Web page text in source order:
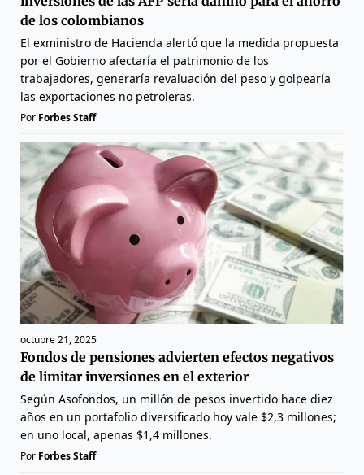
de los colombianos
El exministro de Hacienda alertó que la medida propuesta
por el Gobierno afectaría el patrimonio de los
trabajadores, generaría revaluación del peso y golpearía
las exportaciones no petroleras.
Por Forbes Staff
octubre 21, 2025
Fondos de pensiones advierten efectos negativos
de limitar inversiones en el exterior
Según Asofondos, un millón de pesos invertido hace diez
años en un portafolio diversificado hoy vale $2,3 millones;
en uno local, apenas $1,4 millones.
Por Forbes Staff